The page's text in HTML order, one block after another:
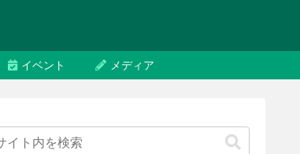
イベント メディア